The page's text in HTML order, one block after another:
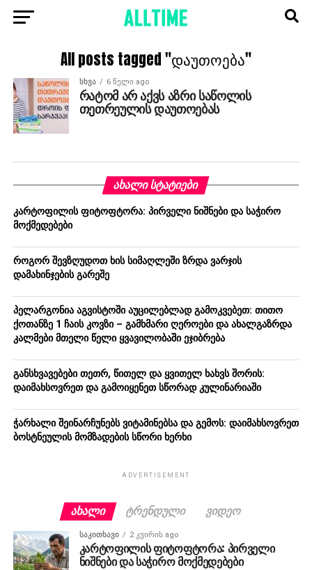
All posts tagged "დაუთოება"
ᲡᲮᲕᲐ 6 წელი ago
რატომ არ აქვს აზრი საწოლის
თეთრეულის დაუთოებას
ᲐᲮᲐᲚᲘ ᲡᲢᲐᲢᲘᲔᲑᲘ
კარტოფილის ფიტოფტორა: პირველი ნიშნები და საჭირო
მოქმედებები
როგორ შევზღუდოთ ხის სიმაღლეში ზრდა ვარჯის
დამახინჯების გარეშე
პელარგონია აგვისტოში აუცილებლად გამოკვებეთ: თითო
ქოთანზე 1 ჩაის კოვზი – გამხმარი ღეროები და ახალგაზრდა
კალმები მთელი წელი ყვავილობაში ეჯიბრება
განსხვავებები თეთრ, წითელ და ყვითელ ხახვს შორის:
დაიმახსოვრეთ და გამოიყენეთ სწორად კულინარიაში
ჭარხალი შეინარჩუნებს ვიტამინებსა და გემოს: დაიმახსოვრეთ
ბოსტნეულის მომზადების სწორი ხერხი
ADVERTISEMENT
ᲐᲮᲐᲚᲘ ᲢᲠᲔᲜᲓᲣᲚᲘ ᲕᲘᲓᲔᲝ
ᲡᲐᲙᲘᲗᲮᲐᲕᲘ 2 კვირის ago
კარტოფილის ფიტოფტორა: პირველი
ნიშნები და საჭირო მოქმედებები